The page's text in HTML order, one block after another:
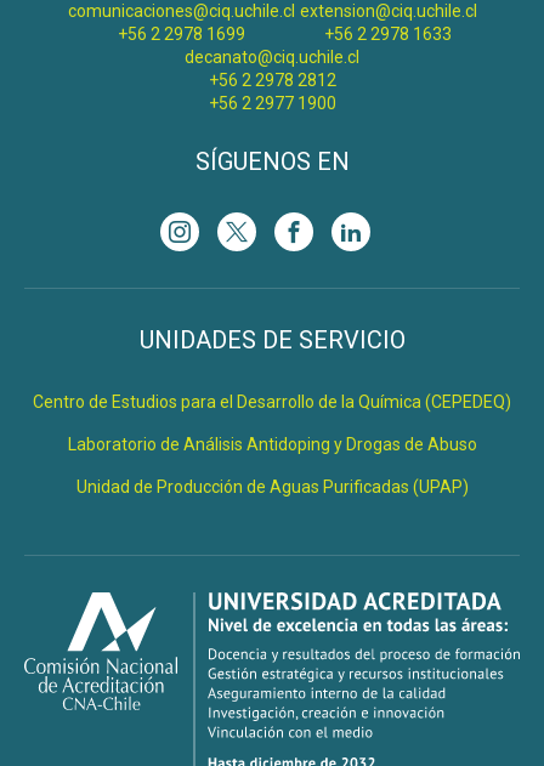
comunicaciones@ciq.uchile.cl
+56 2 2978 1699
extension@ciq.uchile.cl
+56 2 2978 1633
decanato@ciq.uchile.cl
+56 2 2978 2812
+56 2 2977 1900
SÍGUENOS EN
UNIDADES DE SERVICIO
Centro de Estudios para el Desarrollo de la Química (CEPEDEQ)
Laboratorio de Análisis Antidoping y Drogas de Abuso
Unidad de Producción de Aguas Purificadas (UPAP)